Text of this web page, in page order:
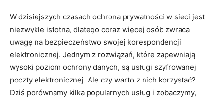
W dzisiejszych czasach ochrona prywatności w sieci jest
niezwykle istotna, dlatego coraz więcej osób zwraca
uwagę na bezpieczeństwo swojej korespondencji
elektronicznej. Jednym z rozwiązań, które zapewniają
wysoki poziom ochrony danych, są usługi szyfrowanej
poczty elektronicznej. Ale czy warto z nich korzystać?
Dziś porównamy kilka popularnych usług i zobaczymy,